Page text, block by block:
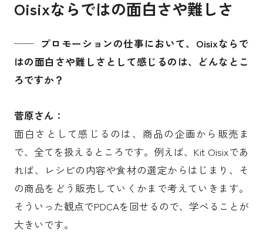
Oisixならではの面白さや難しさ
── プロモーションの仕事において、Oisixならで
はの面白さや難しさとして感じるのは、どんなとこ
ろですか？
菅原さん：
面白さとして感じるのは、商品の企画から販売ま
で、全てを扱えるところです。例えば、Kit Oisixであ
れば、レシピの内容や食材の選定からはじまり、そ
の商品をどう販売していくかまで考えていきます。
そういった観点でPDCAを回せるので、学べることが
大きいです。